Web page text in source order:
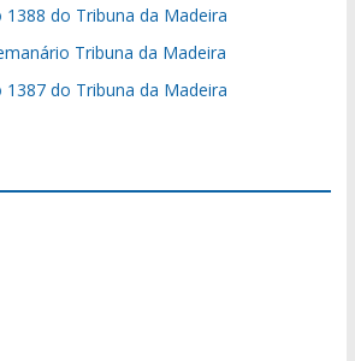
1388 do Tribuna da Madeira
Tribuna da Madeira
1387 do Tribuna da Madeira